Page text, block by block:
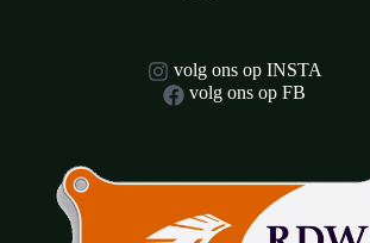
volg ons op INSTA
volg ons op FB